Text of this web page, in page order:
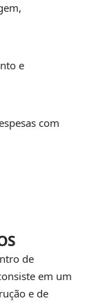
e
com
de
em um
e de